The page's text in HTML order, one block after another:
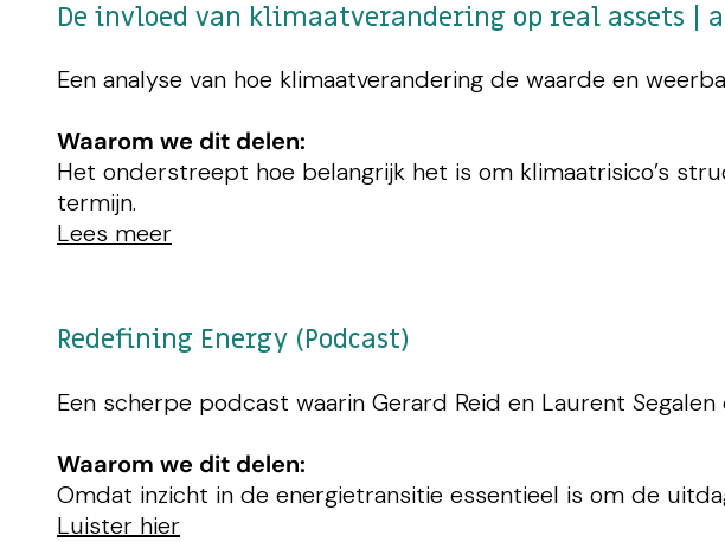
De invloed van klimaatverandering op real assets |
Een analyse van hoe klimaatverandering de waarde en
Waarom we dit delen:
Het onderstreept hoe belangrijk het is om klimaatrisico’s
termijn.
Lees meer
Redefining Energy (Podcast)
Een scherpe podcast waarin Gerard Reid en Laurent
Waarom we dit delen:
Omdat inzicht in de energietransitie essentieel is om de
Luister hier